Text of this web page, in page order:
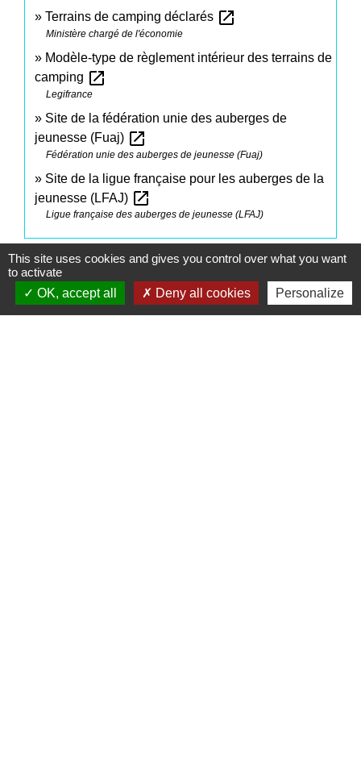
Terrains de camping déclarés open_in_new
Ministère chargé de l'économie
Modèle-type de règlement intérieur des terrains de
camping open_in_new
Legifrance
Site de la fédération unie des auberges de
jeunesse (Fuaj) open_in_new
Fédération unie des auberges de jeunesse (Fuaj)
Site de la ligue française pour les auberges de la
jeunesse (LFAJ) open_in_new
Ligue française des auberges de jeunesse (LFAJ)
Signaler une erreur sur cette page
This site uses cookies and gives you control over what you want
to activate
OK, accept all
Deny all cookies Personalize